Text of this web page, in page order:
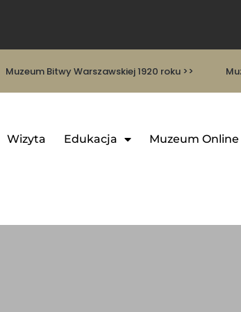
Muzeum Bitwy Warszawskiej 1920 roku >>
Wizyta Edukacja Muzeum Online